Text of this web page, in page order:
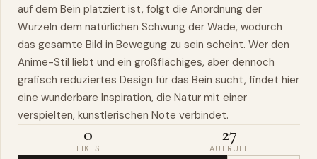
auf dem Bein platziert ist, folgt die Anordnung der
Wurzeln dem natürlichen Schwung der Wade, wodurch
das gesamte Bild in Bewegung zu sein scheint. Wer den
Anime-Stil liebt und ein großflächiges, aber dennoch
grafisch reduziertes Design für das Bein sucht, findet hier
eine wunderbare Inspiration, die Natur mit einer
verspielten, künstlerischen Note verbindet.
0
LIKES
27
AUFRUFE